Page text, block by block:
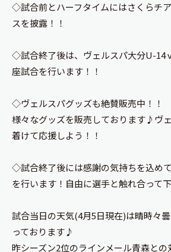
◇試合前とハーフタイムにはさくらチ
スを披露！！
◇試合終了後は、ヴェルスパ大分U-14
座試合を行います！！
◇ヴェルスパグッズも絶賛販売中！！
様々なグッズを販売しております♪ ヴ
着けて応援しよう！！
◇試合終了後には感謝の気持ちを込め
を行います！自由に選手と触れ合って
試合当日の天気(4月5日現在)は晴時々
っております♪
昨シーズン2位のラインメール青森との